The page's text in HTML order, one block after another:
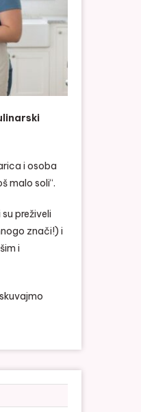
i osoba
malo soli“.
preživeli
znači!) i
i